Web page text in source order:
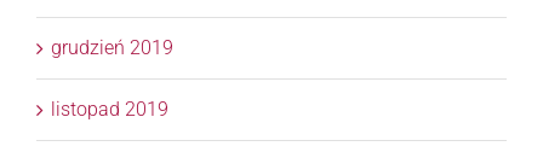
grudzień 2019
listopad 2019